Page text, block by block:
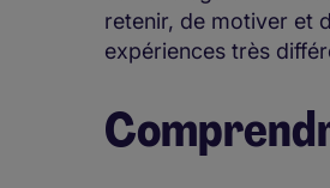
retenir, de motiver et
expériences très